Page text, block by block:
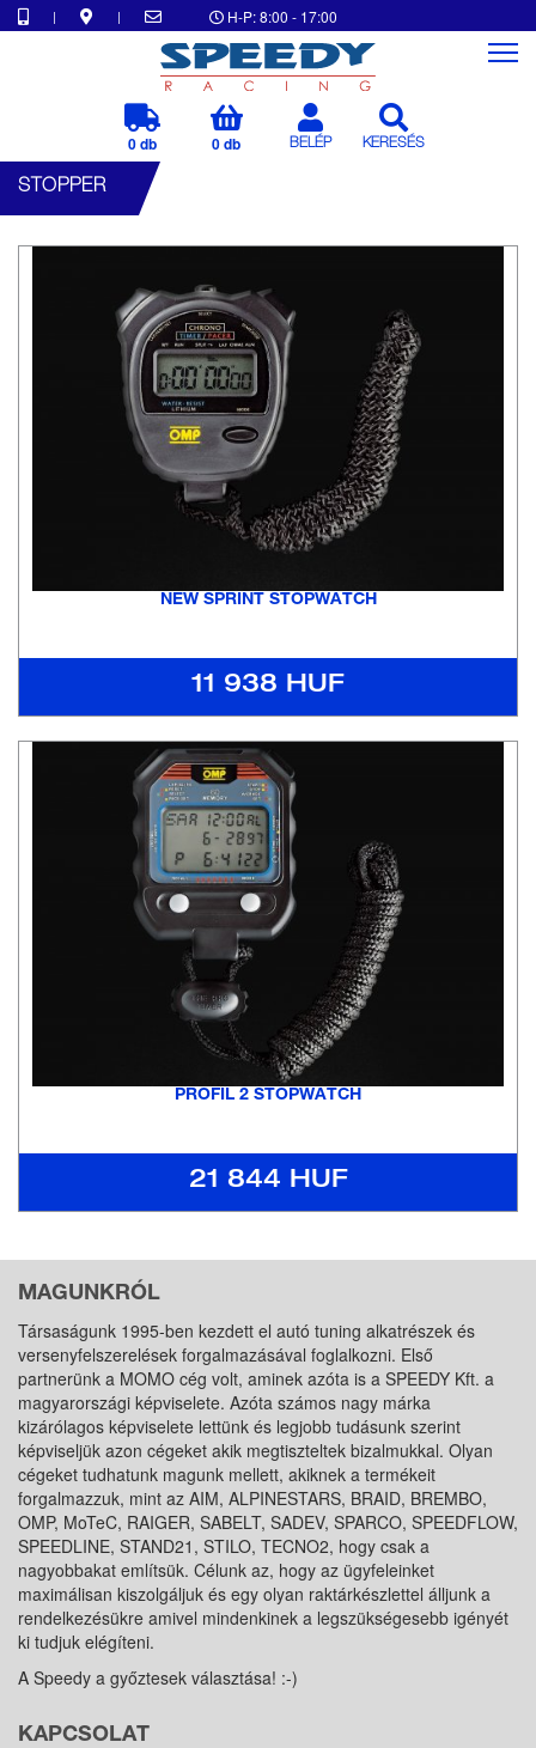
| | H-P: 8:00 - 17:00
0 db 0 db BELÉP KERESÉS
STOPPER
NEW SPRINT STOPWATCH
11 938 HUF
PROFIL 2 STOPWATCH
21 844 HUF
MAGUNKRÓL
Társaságunk 1995-ben kezdett el autó tuning alkatrészek és
versenyfelszerelések forgalmazásával foglalkozni. Első
partnerünk a MOMO cég volt, aminek azóta is a SPEEDY Kft. a
magyarországi képviselete. Azóta számos nagy márka
kizárólagos képviselete lettünk és legjobb tudásunk szerint
képviseljük azon cégeket akik megtiszteltek bizalmukkal. Olyan
cégeket tudhatunk magunk mellett, akiknek a termékeit
forgalmazzuk, mint az AIM, ALPINESTARS, BRAID, BREMBO,
OMP, MoTeC, RAIGER, SABELT, SADEV, SPARCO, SPEEDFLOW,
SPEEDLINE, STAND21, STILO, TECNO2, hogy csak a
nagyobbakat említsük. Célunk az, hogy az ügyfeleinket
maximálisan kiszolgáljuk és egy olyan raktárkészlettel álljunk a
rendelkezésükre amivel mindenkinek a legszükségesebb igényét
ki tudjuk elégíteni.
A Speedy a győztesek választása! :-)
KAPCSOLAT